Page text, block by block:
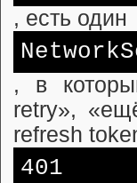
, есть один
, в
retry»,
refresh
401